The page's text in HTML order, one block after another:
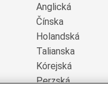
Anglická
Čínska
Holandská
Talianska
Kórejská
Perzská